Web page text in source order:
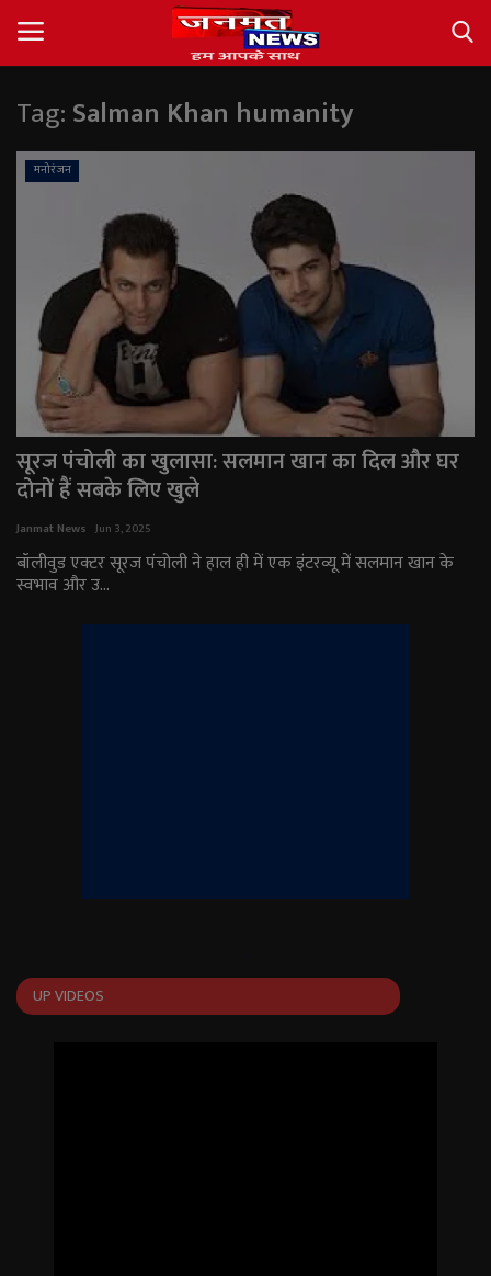
Login Register
अंतर्राष्ट्रीय
राज्य
खेल
राजनीति
मनोरंजन
Language
English Arabic
Tag:Salman Khan humanity
मनोरंजन
सूरज पंचोली का खुलासा: सलमान खान का दिल और घर
दोनों हैं सबके लिए खुले
Janmat News Jun 3, 2025
बॉलीवुड एक्टर सूरज पंचोली ने हाल ही में एक इंटरव्यू में सलमान खान के
स्वभाव और उ...
UP VIDEOS